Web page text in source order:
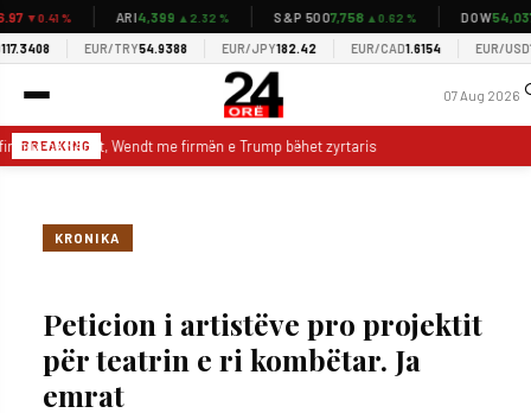
▼0.41 % 4,399▲2.32 % S&P 5007,758▲0.62 % DOW54,037
EUR/TRY54.9388 EUR/JPY182.42 EUR/CAD1.6154 EUR/USD
07 Aug 2026
BREAKING
në Senat, Wendt me firmën e Trump bëhet zyrtarisht ambasador në
KRONIKA
Peticion i artistëve pro projektit
për teatrin e ri kombëtar. Ja
emrat